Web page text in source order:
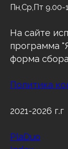
Пн,Ср,Пт 9.00-
На сайте
программа
форма
Политика
2021-2026 г.г
PlaDuo